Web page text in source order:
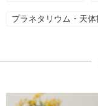
プラネタリウム・天体